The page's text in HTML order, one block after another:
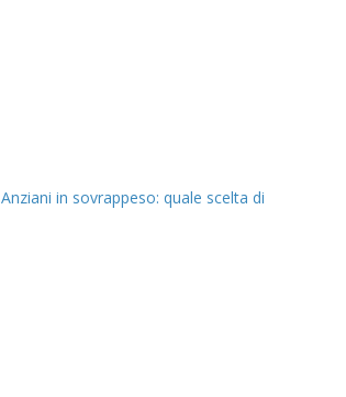
Anziani in sovrappeso: quale scelta di